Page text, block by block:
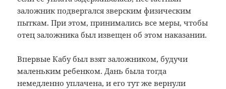
заложник подвергался зверским физическим
пыткам. При этом, принимались все меры, чтобы
отец заложника был извещен об этом наказании.
Впервые Кабу был взят заложником, будучи
маленьким ребенком. Дань была тогда
немедленно уплачена, и его тут же вернули